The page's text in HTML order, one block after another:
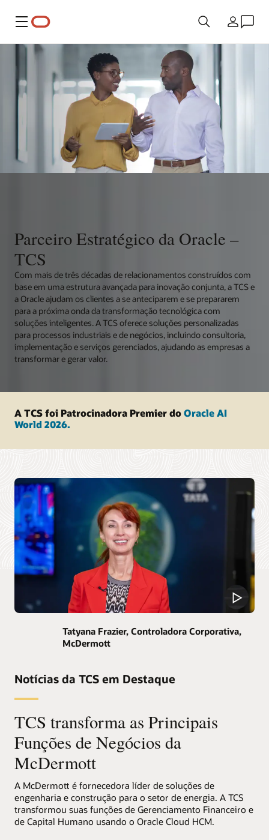
Menu País
Parceiro Estratégico da Oracle –
TCS
Com mais de três décadas de relacionamentos construídos com
base em uma estrutura avançada para inovação conjunta, a TCS e
a Oracle ajudam os clientes a se anteciparem e se prepararem
para a próxima onda da transformação tecnológica com
soluções inteligentes. A TCS oferece soluções personalizadas
para processos industriais e de negócios, incluindo consultoria,
implementação e serviços gerenciados, ajudando as empresas a
transformar e gerar valor.
A TCS foi Patrocinadora Premier doOracle AI
World 2026.
Tatyana Frazier, Controladora Corporativa,
McDermott
Notícias da TCS em Destaque
TCS transforma as Principais
Funções de Negócios da
McDermott
A McDermott é fornecedora líder de soluções de
engenharia e construção para o setor de energia. A TCS
transformou suas funções de Gerenciamento Financeiro e
de Capital Humano usando o Oracle Cloud HCM.